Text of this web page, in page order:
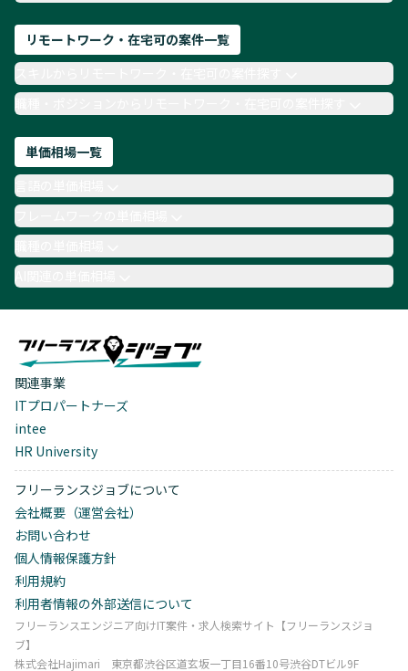
リモートワーク・在宅可の案件一覧
職種・ポジションからリモートワーク・在宅可の案件探す
単価相場一覧
職種の単価相場
AI関連の単価相場
関連事業
ITプロパートナーズ
intee
HR University
フリーランスジョブについて
会社概要（運営会社）
お問い合わせ
個人情報保護方針
利用規約
利用者情報の外部送信について
フリーランスエンジニア向けIT案件・求人検索サイト【フリーランスジョ
ブ】
株式会社Hajimari 東京都渋谷区道玄坂一丁目16番10号渋谷DTビル9F